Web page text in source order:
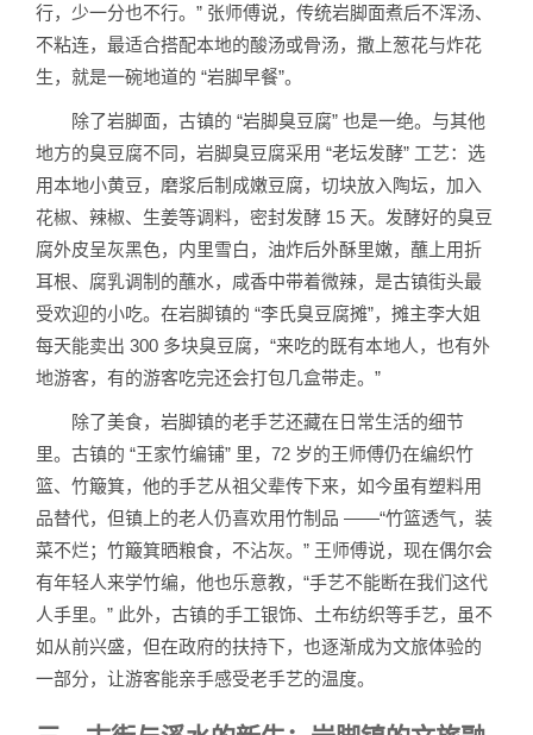
行，少一分也不行。” 张师傅说，传统岩脚面煮后不浑汤、
不粘连，最适合搭配本地的酸汤或骨汤，撒上葱花与炸花
生，就是一碗地道的 “岩脚早餐”。
除了岩脚面，古镇的 “岩脚臭豆腐” 也是一绝。与其他
地方的臭豆腐不同，岩脚臭豆腐采用 “老坛发酵” 工艺：选
用本地小黄豆，磨浆后制成嫩豆腐，切块放入陶坛，加入
花椒、辣椒、生姜等调料，密封发酵 15 天。发酵好的臭豆
腐外皮呈灰黑色，内里雪白，油炸后外酥里嫩，蘸上用折
耳根、腐乳调制的蘸水，咸香中带着微辣，是古镇街头最
受欢迎的小吃。在岩脚镇的 “李氏臭豆腐摊”，摊主李大姐
每天能卖出 300 多块臭豆腐，“来吃的既有本地人，也有外
地游客，有的游客吃完还会打包几盒带走。”
除了美食，岩脚镇的老手艺还藏在日常生活的细节
里。古镇的 “王家竹编铺” 里，72 岁的王师傅仍在编织竹
篮、竹簸箕，他的手艺从祖父辈传下来，如今虽有塑料用
品替代，但镇上的老人仍喜欢用竹制品 ——“竹篮透气，装
菜不烂；竹簸箕晒粮食，不沾灰。” 王师傅说，现在偶尔会
有年轻人来学竹编，他也乐意教，“手艺不能断在我们这代
人手里。” 此外，古镇的手工银饰、土布纺织等手艺，虽不
如从前兴盛，但在政府的扶持下，也逐渐成为文旅体验的
一部分，让游客能亲手感受老手艺的温度。